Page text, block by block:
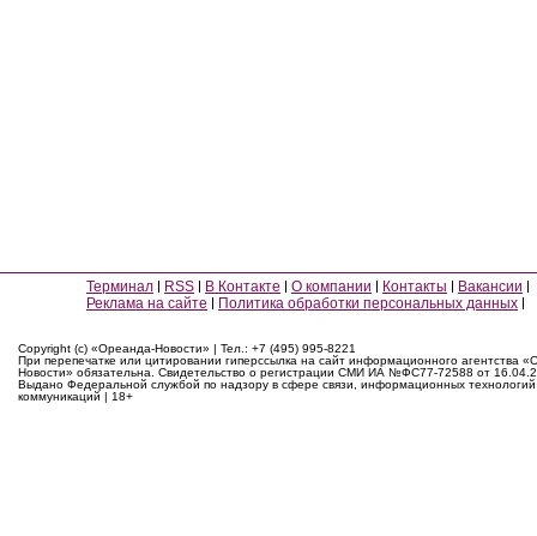
Терминал RSS В Контакте О компании Контакты
Вакансии
Реклама на сайте
Политика обработки персональных данных
Copyright (c) «Ореанда-Новости» | Тел.: +7 (495) 995-8221
При перепечатке или цитировании гиперссылка на сайт информационного агентства
Новости» обязательна. Свидетельство о регистрации СМИ ИА №ФС77-72588 от
Выдано Федеральной службой по надзору в сфере связи, информационных
коммуникаций | 18+